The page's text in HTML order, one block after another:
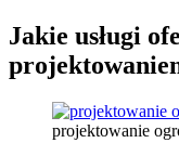
Jakie usługi
projektowanie